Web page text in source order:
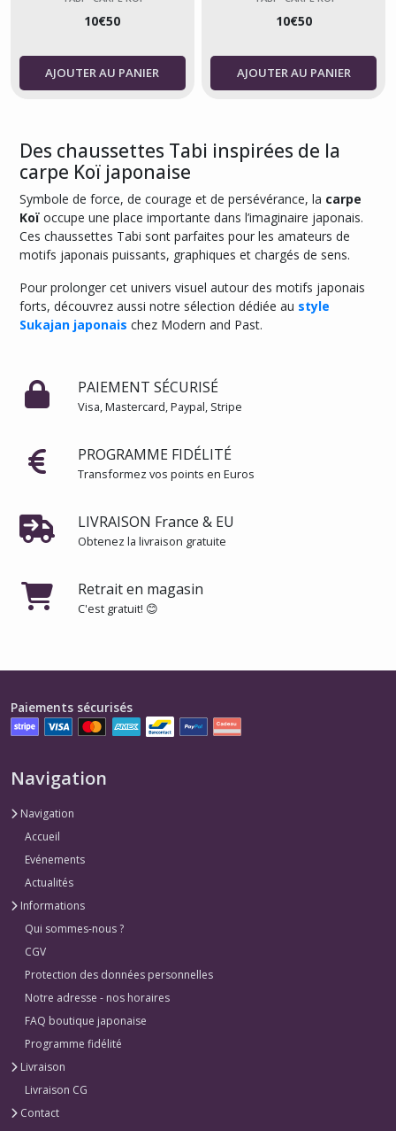
10€50
AJOUTER AU PANIER
10€50
AJOUTER AU PANIER
Des chaussettes Tabi inspirées de la
carpe Koï japonaise
Symbole de force, de courage et de persévérance, la carpe
Koï occupe une place importante dans l’imaginaire japonais.
Ces chaussettes Tabi sont parfaites pour les amateurs de
motifs japonais puissants, graphiques et chargés de sens.
Pour prolonger cet univers visuel autour des motifs japonais
forts, découvrez aussi notre sélection dédiée au style
Sukajan japonais chez Modern and Past.
PAIEMENT SÉCURISÉ
Visa, Mastercard, Paypal, Stripe
PROGRAMME FIDÉLITÉ
Transformez vos points en Euros
LIVRAISON France & EU
Obtenez la livraison gratuite
Retrait en magasin
C'est gratuit! 😊
-
Monochrome
Tabi
-
Raiden
(1)
Tabi
Chien
Shiba
Inu
(2)
Grues
(1)
Tabi
Raijin
(1)
Tabi
-
(1)
Afficher
les
résultats
Paiements sécurisés
Navigation
Navigation
Accueil
Evénements
Actualités
Informations
Qui sommes-nous ?
CGV
Protection des données personnelles
Notre adresse - nos horaires
FAQ boutique japonaise
Programme fidélité
Livraison
Livraison CG
Contact